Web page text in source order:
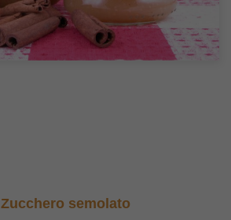
Zucchero semolato